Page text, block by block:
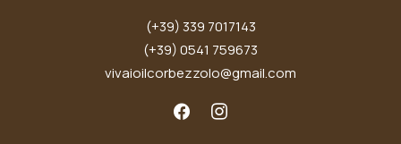
(+39) 339 7017143
(+39) 0541 759673
vivaioilcorbezzolo@gmail.com